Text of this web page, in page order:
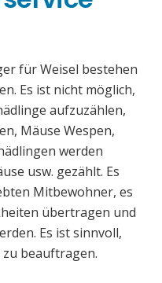
für Weisel bestehen
Es ist nicht möglich,
aufzuzählen,
Mäuse Wespen,
werden
usw. gezählt. Es
Mitbewohner, es
übertragen und
Es ist sinnvoll,
beauftragen.